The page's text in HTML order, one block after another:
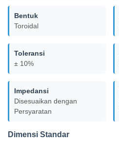
Bentuk
Toroidal
Toleransi
± 10%
Impedansi
Disesuaikan dengan
Persyaratan
Dimensi Standar